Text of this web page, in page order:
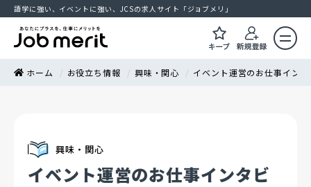
語学に強い、イベントに強い、JCSの求人サイト「ジョブメリ」
ホーム お役立ち情報 興味・関心 イベント運営のお仕事イン
興味・関心
イベント運営のお仕事インタビ